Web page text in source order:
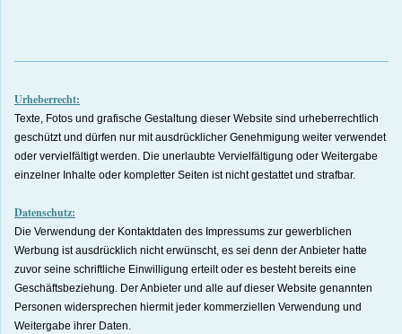
Urheberrecht:
Texte, Fotos und grafische Gestaltung dieser Website sind urheberrechtlich
geschützt und dürfen nur mit ausdrücklicher Genehmigung weiter verwendet
oder vervielfältigt werden. Die unerlaubte Vervielfältigung oder Weitergabe
einzelner Inhalte oder kompletter Seiten ist nicht gestattet und strafbar.
Datenschutz:
Die Verwendung der Kontaktdaten des Impressums zur gewerblichen
Werbung ist ausdrücklich nicht erwünscht, es sei denn der Anbieter hatte
zuvor seine schriftliche Einwilligung erteilt oder es besteht bereits eine
Geschäftsbeziehung. Der Anbieter und alle auf dieser Website genannten
Personen widersprechen hiermit jeder kommerziellen Verwendung und
Weitergabe ihrer Daten.